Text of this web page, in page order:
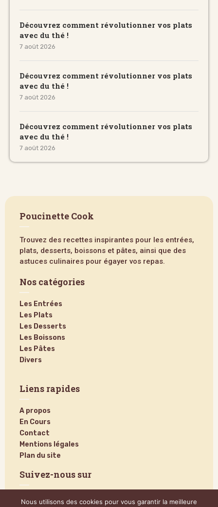
Découvrez comment révolutionner vos plats
avec du thé !
7 août 2026
Découvrez comment révolutionner vos plats
avec du thé !
7 août 2026
Découvrez comment révolutionner vos plats
avec du thé !
7 août 2026
Poucinette Cook
Trouvez des recettes inspirantes pour les entrées,
plats, desserts, boissons et pâtes, ainsi que des
astuces culinaires pour égayer vos repas.
Nos catégories
Les Entrées
Les Plats
Les Desserts
Les Boissons
Les Pâtes
Divers
Liens rapides
A propos
En Cours
Contact
Mentions légales
Plan du site
Suivez-nous sur
Nous utilisons des cookies pour vous garantir la meilleure